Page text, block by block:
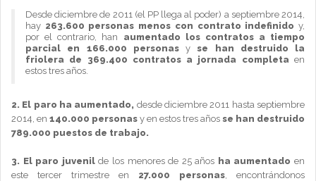
Desde diciembre de 2011 (el PP llega al poder) a septiembre 2014,
hay 263.600 personas menos con contrato indefinido y,
por el contrario, han aumentado los contratos a tiempo
parcial en 166.000 personasyse han destruido la
friolera de 369.400 contratos a jornada completa en
estos tres años.
2. El paro ha aumentado, desde diciembre 2011 hasta septiembre
2014, en 140.000 personas y en estos tres años se han destruido
789.000 puestos de trabajo.
3. El paro juvenilde los menores de 25 años ha aumentado en
este tercer trimestre en 27.000 personas, encontrándonos